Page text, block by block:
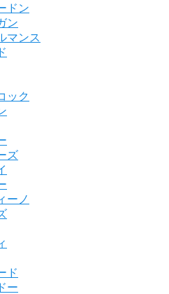
ドン
ン
マンス
ック
ズ
ーノ
ド
ー